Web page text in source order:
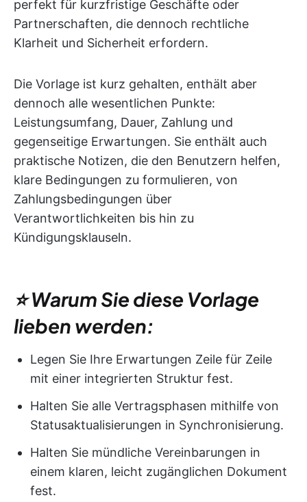
perfekt für kurzfristige Geschäfte oder
Partnerschaften, die dennoch rechtliche
Klarheit und Sicherheit erfordern.
Die Vorlage ist kurz gehalten, enthält aber
dennoch alle wesentlichen Punkte:
Leistungsumfang, Dauer, Zahlung und
gegenseitige Erwartungen. Sie enthält auch
praktische Notizen, die den Benutzern helfen,
klare Bedingungen zu formulieren, von
Zahlungsbedingungen über
Verantwortlichkeiten bis hin zu
Kündigungsklauseln.
⭐ Warum Sie diese Vorlage
lieben werden:
Legen Sie Ihre Erwartungen Zeile für Zeile
mit einer integrierten Struktur fest.
Halten Sie alle Vertragsphasen mithilfe von
Statusaktualisierungen in Synchronisierung.
Halten Sie mündliche Vereinbarungen in
einem klaren, leicht zugänglichen Dokument
fest.